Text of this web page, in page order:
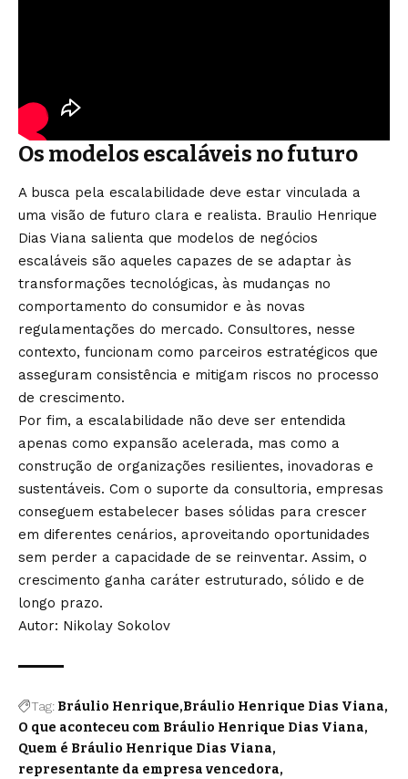
Os modelos escaláveis no futuro
A busca pela escalabilidade deve estar vinculada a
uma visão de futuro clara e realista. Braulio Henrique
Dias Viana salienta que modelos de negócios
escaláveis são aqueles capazes de se adaptar às
transformações tecnológicas, às mudanças no
comportamento do consumidor e às novas
regulamentações do mercado. Consultores, nesse
contexto, funcionam como parceiros estratégicos que
asseguram consistência e mitigam riscos no processo
de crescimento.
Por fim, a escalabilidade não deve ser entendida
apenas como expansão acelerada, mas como a
construção de organizações resilientes, inovadoras e
sustentáveis. Com o suporte da consultoria, empresas
conseguem estabelecer bases sólidas para crescer
em diferentes cenários, aproveitando oportunidades
sem perder a capacidade de se reinventar. Assim, o
crescimento ganha caráter estruturado, sólido e de
longo prazo.
Autor: Nikolay Sokolov
Tag: Bráulio Henrique Bráulio Henrique Dias Viana
O que aconteceu com Bráulio Henrique Dias Viana
Quem é Bráulio Henrique Dias Viana
representante da empresa vencedora